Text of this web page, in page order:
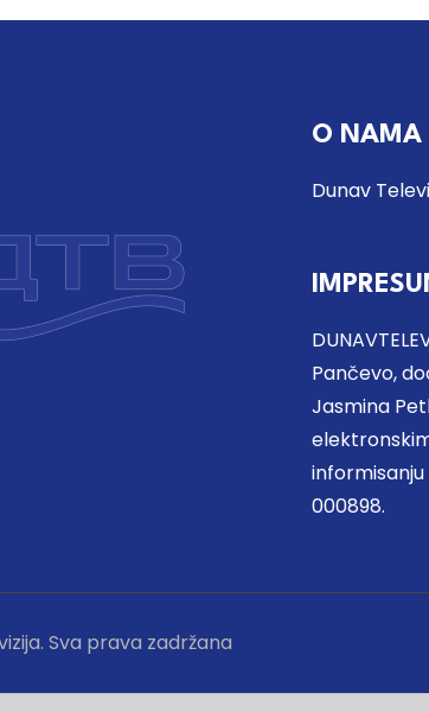
O NAMA
Dunav
Pančevo,
Jasmina
000898.
Sva prava zadržana